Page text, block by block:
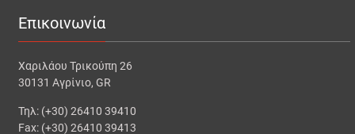
Επικοινωνία
Χαριλάου Τρικούπη 26
30131 Αγρίνιο, GR
Τηλ: (+30) 26410 39410
Fax: (+30) 26410 39413